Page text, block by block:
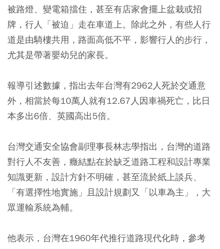
被路燈、變電箱擋住，甚至有店家會擺上盆栽或招
牌，行人「被迫」走在車道上。除此之外，有些人行
道是由騎樓共用，路面高低不平，影響行人的步行，
尤其是帶著嬰幼兒的家長。
報導引述數據，指出去年台灣有2962人死於交通意
外，相當於每10萬人就有12.67人因車禍死亡，比日
本多出6倍、英國高出5倍。
台灣交通安全協會副理事長林志學指出，台灣的道路
對行人不友善，癥結點在於缺乏道路工程和設計專業
知識更新，設計方針不明確，甚至流於紙上談兵、
「有選擇性地實施」且設計規劃又「以車為主」，大
眾運輸系統為輔。
他表示，台灣在1960年代推行道路現代化時，參考